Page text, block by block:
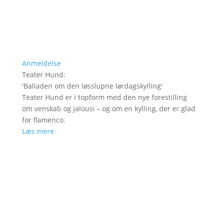
Anmeldelse
Teater Hund:
'Balladen om den løsslupne lørdagskylling'
Teater Hund er i topform med den nye forestilling
om venskab og jalousi – og om en kylling, der er glad
for flamenco.
Læs mere